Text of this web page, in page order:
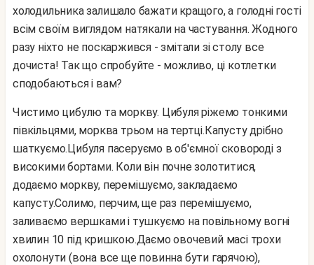
холодильника залишало бажати кращого, а голодні гості
всім своїм виглядом натякали на частування. Жодного
разу ніхто не поскаржився - змітали зі столу все
дочиста! Так що спробуйте - можливо, ці котлетки
сподобаються і вам?
Чистимо цибулю та моркву. Цибуля ріжемо тонкими
півкільцями, морква трьом на тертці.Капусту дрібно
шаткуємо.Цибуля пасеруємо в об'ємної сковороді з
високими бортами. Коли він почне золотитися,
додаємо моркву, перемішуємо, закладаємо
капусту.Солимо, перчим, ще раз перемішуємо,
заливаємо вершками і тушкуємо на повільному вогні
хвилин 10 під кришкою.Даємо овочевий масі трохи
охолонути (вона все ще повинна бути гарячою),